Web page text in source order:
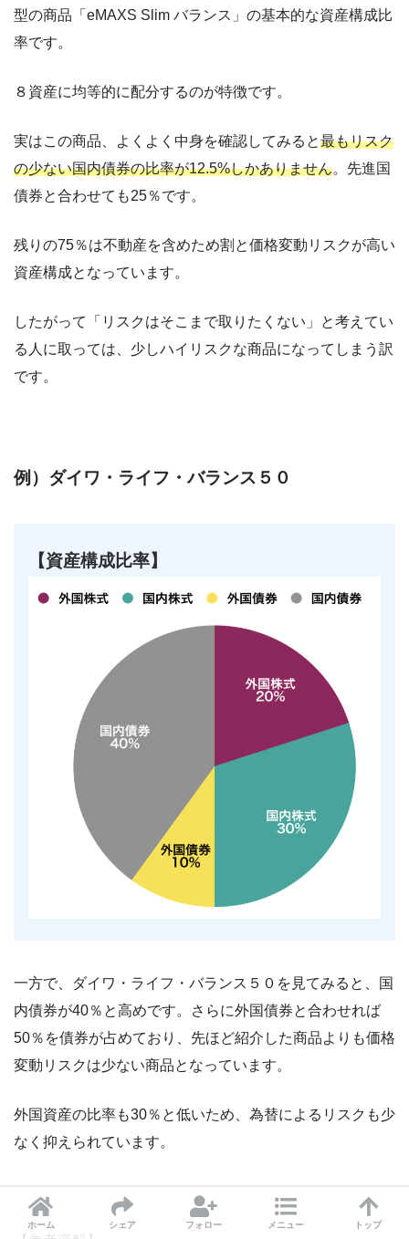
型の商品「eMAXS Slim バランス」の基本的な資産構成比
率です。
８資産に均等的に配分するのが特徴です。
実はこの商品、よくよく中身を確認してみると最もリスク
の少ない国内債券の比率が12.5%しかありません。先進国
債券と合わせても25％です。
残りの75％は不動産を含めため割と価格変動リスクが高い
資産構成となっています。
したがって「リスクはそこまで取りたくない」と考えてい
る人に取っては、少しハイリスクな商品になってしまう訳
です。
例）ダイワ・ライフ・バランス５０
【資産構成比率】
一方で、ダイワ・ライフ・バランス５０を見てみると、国
内債券が40％と高めです。さらに外国債券と合わせれば
50％を債券が占めており、先ほど紹介した商品よりも価格
変動リスクは少ない商品となっています。
外国資産の比率も30％と低いため、為替によるリスクも少
なく抑えられています。
ホーム シェア フォロー メニュー トップ